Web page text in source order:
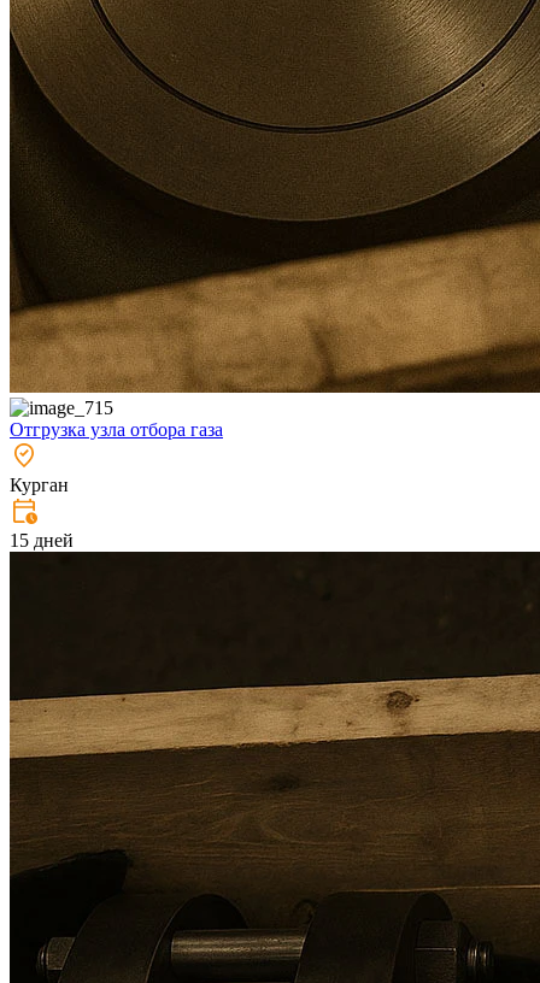
Отгрузка узла отбора газа
Курган
15 дней